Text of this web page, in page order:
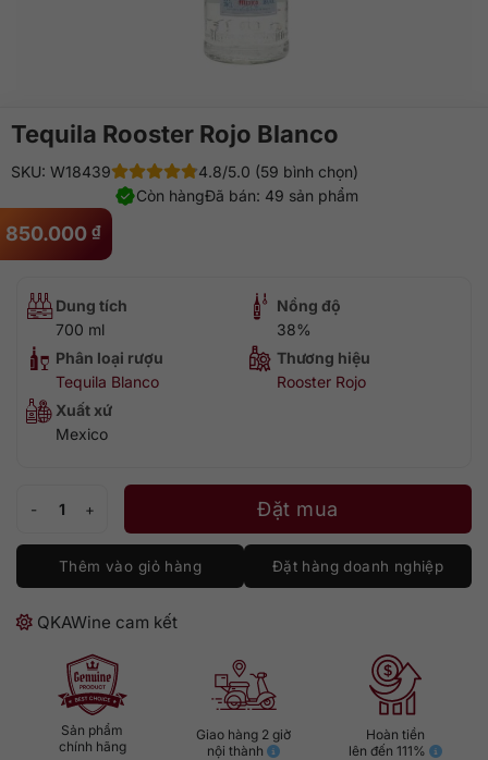
Tequila Rooster Rojo Blanco
850.000 ₫
SKU: W18439
4.8/5.0 (59 bình chọn)
Đã bán: 49 sản phẩm
Còn hàng
Dung tích
700 ml
Nồng độ
38%
Phân loại rượu
Tequila Blanco
Thương hiệu
Rooster Rojo
Xuất xứ
Mexico
Tequila Rooster Rojo Blanco số lượngĐặt mua
Thêm vào giỏ hàng Đặt hàng doanh nghiệp
QKAWine cam kết
Sản phẩm
chính hãng
Giao hàng 2 giờ
nội thành
Hoàn tiền
lên đến 111%